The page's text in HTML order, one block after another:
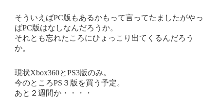
そういえばPC版もあるかもって言ってたましたがやっ
ぱPC版はなしなんだろうか。
それとも忘れたころにひょっこり出てくるんだろう
か。
現状Xbox360とPS3版のみ。
今のところPS３版を買う予定。
あと２週間か・・・・